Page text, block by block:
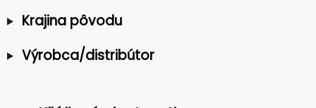
Krajina pôvodu
Výrobca/distribútor